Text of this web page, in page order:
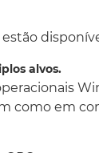
estão
alvos.
como em